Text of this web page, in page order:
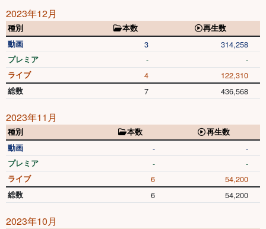
2023年12月
種別 本数
再生数
動画
3 314,258
プレミア - -
ライブ 4 122,310
総数 7 436,568
2023年11月
種別 本数
再生数
動画
- -
プレミア - -
ライブ 6 54,200
総数 6 54,200
2023年10月